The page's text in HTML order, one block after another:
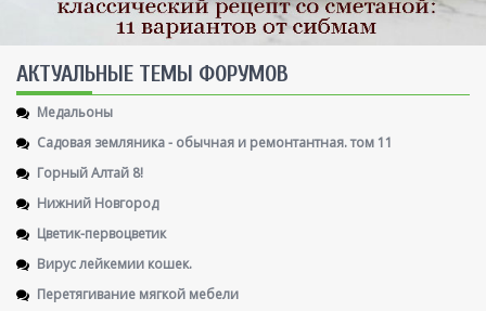
AКТУАЛЬНЫЕ ТЕМЫ ФОРУМОВ
Медальоны
Садовая земляника - обычная и ремонтантная. том 11
Горный Алтай 8!
Нижний Новгород
Цветик-первоцветик
Вирус лейкемии кошек.
Перетягивание мягкой мебели